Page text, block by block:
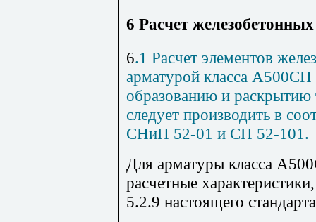
6 Расчет
6.1 Расчет элементов
арматурой класса
образованию и
следует производить в
СНиП 52-01 и СП 52-101.
Для арматуры класса
расчетные
5.2.9 настоящего